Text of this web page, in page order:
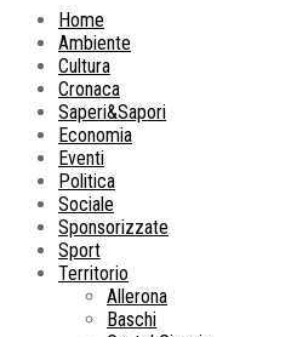
Home
Ambiente
Cultura
Cronaca
Saperi&Sapori
Economia
Eventi
Politica
Sociale
Sponsorizzate
Sport
Territorio
Allerona
Baschi